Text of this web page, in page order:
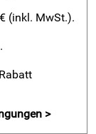
8-
(inkl. MwSt.).
>